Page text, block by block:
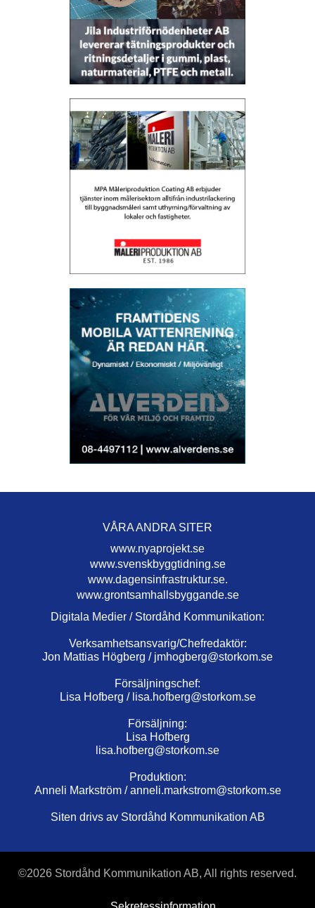
VÅRA ANDRA SITER
www.nyaprojekt.se
www.svenskbyggtidning.se
www.dagensinfrastruktur.se.
www.grontsamhallsbyggande.se
Digitala Medier / Stordåhd Kommunikation:
Verksamhetsansvarig/Chefredaktör:
Jon Mattias Högberg / jmhogberg@storkom.se
Försäljningschef:
Lisa Hofberg / lisa.hofberg@storkom.se
Försäljning:
Lisa Hofberg
lisa.hofberg@storkom.se
Produktion:
Anneli Markström /anneli.markstrom@storkom.se
Siten drivs av Stordåhd Kommunikation AB
©2026 Stordåhd Kommunikation AB, All rights reserved.